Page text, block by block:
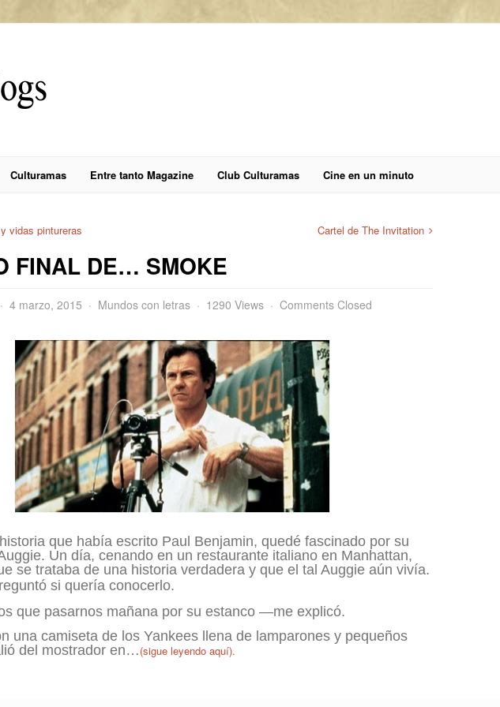
Culturamas Entre tanto Magazine Club Culturamas Cine en un minuto
vidas pintureras Cartel de The Invitation
FINAL DE… SMOKE
4 marzo, 2015 Mundos con letras 1290 Views Comments Closed
que había escrito Paul Benjamin, quedé fascinado por su
Un día, cenando en un restaurante italiano en Manhattan,
se trataba de una historia verdadera y que el tal Auggie aún vivía.
si quería conocerlo.
que pasarnos mañana por su estanco —me explicó.
una camiseta de los Yankees llena de lamparones y pequeños
del mostrador en…(sigue leyendo aquí).